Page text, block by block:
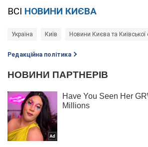
ВСІ НОВИНИ КИЄВА
Україна Київ Новини Києва та Київської
Редакційна політика